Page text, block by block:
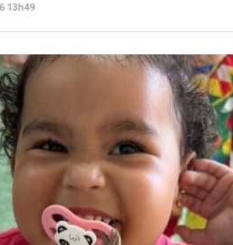
13h49